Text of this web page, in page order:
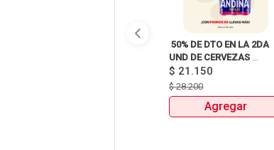
50% DE DTO EN LA 2DA
UND DE CERVEZAS
SIXPACKS Y UNIDAD
HEINEKEN, SOL, 3
CORDILLERAS, ANDINA,
MILLER Y MITICA
$ 21.150
$28.200
Agregar